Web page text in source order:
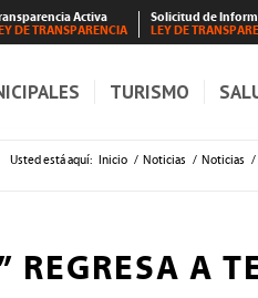
Activa
DE TRANSPARENCIA
Solicitud de
LEY DE
TURISMO
Usted está aquí: Inicio / Noticias / Noticias /
REGRESA A